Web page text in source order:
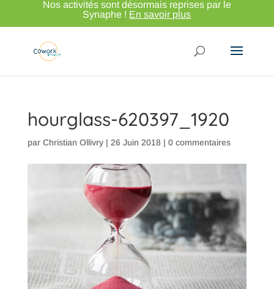
Nos activités sont désormais reprises par le
Synaphe ! En savoir plus
hourglass-620397_1920
par Christian Ollivry| 26 Juin 2018| 0 commentaires